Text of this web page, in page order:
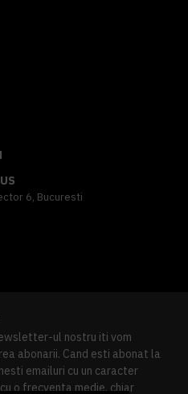
6, Bucuresti
ul nostru iti vom
abonarii. Cand esti abonat la
emailuri cu un caracter
o frecventa medie, chiar